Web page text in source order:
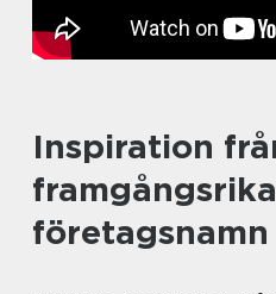
Inspiration
företagsnamn